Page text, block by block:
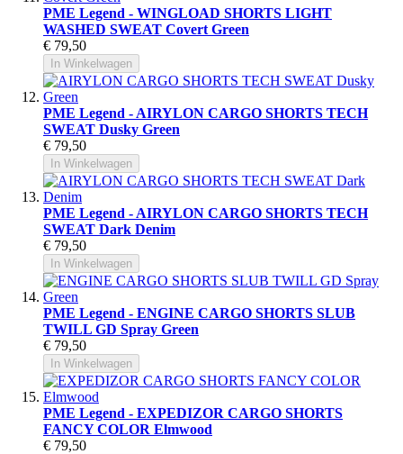
PME Legend - WINGLOAD SHORTS LIGHT
WASHED SWEAT Covert Green
€ 79,50
In Winkelwagen
PME Legend - AIRYLON CARGO SHORTS TECH
SWEAT Dusky Green
€ 79,50
In Winkelwagen
PME Legend - AIRYLON CARGO SHORTS TECH
SWEAT Dark Denim
€ 79,50
In Winkelwagen
PME Legend - ENGINE CARGO SHORTS SLUB
TWILL GD Spray Green
€ 79,50
In Winkelwagen
PME Legend - EXPEDIZOR CARGO SHORTS
FANCY COLOR Elmwood
€ 79,50